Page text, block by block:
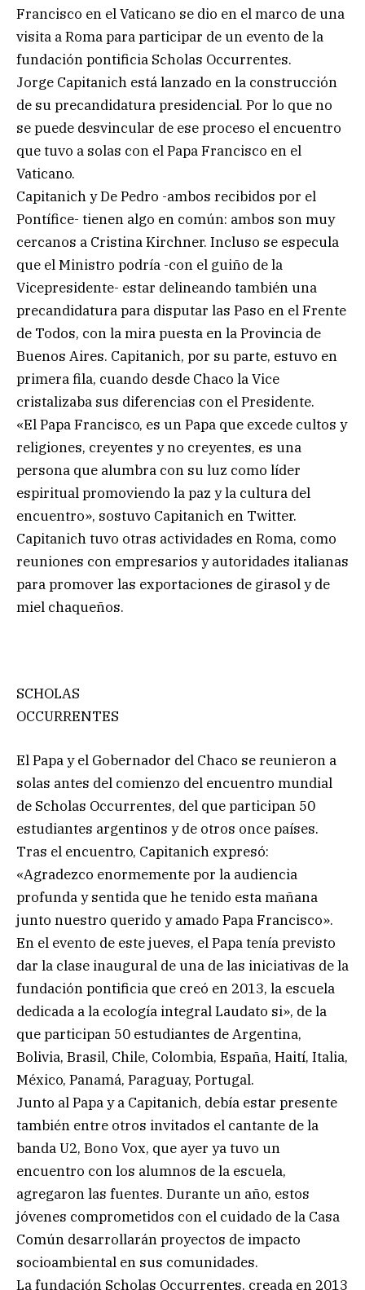
Francisco en el Vaticano se dio en el marco de una
visita a Roma para participar de un evento de la
fundación pontificia Scholas Occurrentes.
Jorge Capitanich está lanzado en la construcción
de su precandidatura presidencial. Por lo que no
se puede desvincular de ese proceso el encuentro
que tuvo a solas con el Papa Francisco en el
Vaticano.
Capitanich y De Pedro -ambos recibidos por el
Pontífice- tienen algo en común: ambos son muy
cercanos a Cristina Kirchner. Incluso se especula
que el Ministro podría -con el guiño de la
Vicepresidente- estar delineando también una
precandidatura para disputar las Paso en el Frente
de Todos, con la mira puesta en la Provincia de
Buenos Aires. Capitanich, por su parte, estuvo en
primera fila, cuando desde Chaco la Vice
cristalizaba sus diferencias con el Presidente.
«El Papa Francisco, es un Papa que excede cultos y
religiones, creyentes y no creyentes, es una
persona que alumbra con su luz como líder
espiritual promoviendo la paz y la cultura del
encuentro», sostuvo Capitanich en Twitter.
Capitanich tuvo otras actividades en Roma, como
reuniones con empresarios y autoridades italianas
para promover las exportaciones de girasol y de
miel chaqueños.
SCHOLAS
OCCURRENTES
El Papa y el Gobernador del Chaco se reunieron a
solas antes del comienzo del encuentro mundial
de Scholas Occurrentes, del que participan 50
estudiantes argentinos y de otros once países.
Tras el encuentro, Capitanich expresó:
«Agradezco enormemente por la audiencia
profunda y sentida que he tenido esta mañana
junto nuestro querido y amado Papa Francisco».
En el evento de este jueves, el Papa tenía previsto
dar la clase inaugural de una de las iniciativas de la
fundación pontificia que creó en 2013, la escuela
dedicada a la ecología integral Laudato si», de la
que participan 50 estudiantes de Argentina,
Bolivia, Brasil, Chile, Colombia, España, Haití, Italia,
México, Panamá, Paraguay, Portugal.
Junto al Papa y a Capitanich, debía estar presente
también entre otros invitados el cantante de la
banda U2, Bono Vox, que ayer ya tuvo un
encuentro con los alumnos de la escuela,
agregaron las fuentes. Durante un año, estos
jóvenes comprometidos con el cuidado de la Casa
Común desarrollarán proyectos de impacto
socioambiental en sus comunidades.
La fundación Scholas Occurrentes, creada en 2013